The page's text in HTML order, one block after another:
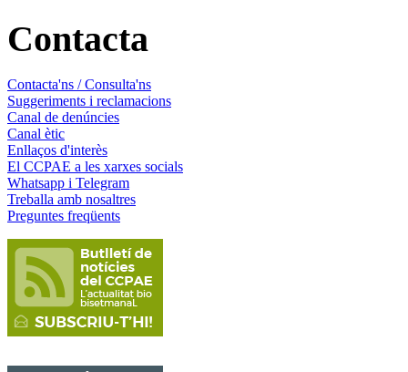
Contacta
Contacta'ns / Consulta'ns
Suggeriments i reclamacions
Canal de denúncies
Canal ètic
Enllaços d'interès
El CCPAE a les xarxes socials
Whatsapp i Telegram
Treballa amb nosaltres
Preguntes freqüents